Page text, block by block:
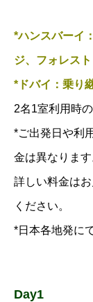
*ハンスバーイ
ジ、フォレス
*ドバイ：乗り
2名1室利用時
*ご出発日や利
金は異なります
詳しい料金は
ください。
*日本各地発に
Day1